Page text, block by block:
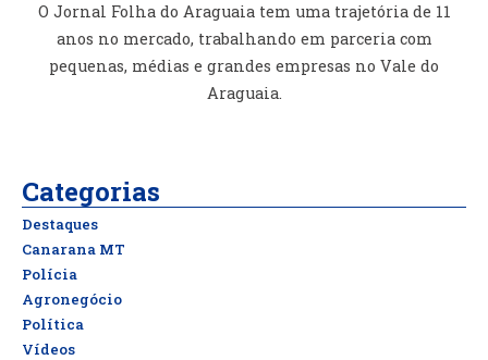
O Jornal Folha do Araguaia tem uma trajetória de 11
anos no mercado, trabalhando em parceria com
pequenas, médias e grandes empresas no Vale do
Araguaia.
Categorias
Destaques
Canarana MT
Polícia
Agronegócio
Política
Vídeos